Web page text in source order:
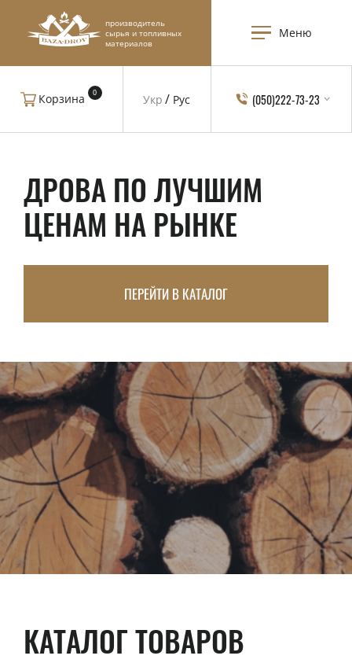
производитель
сырья и топливных
материалов
Меню
Укр Рус
Корзина 0 (050)222-73-23
ДРОВА ПО ЛУЧШИМ
ЦЕНАМ НА РЫНКЕ
ПЕРЕЙТИ В КАТАЛОГ
КАТАЛОГ ТОВАРОВ